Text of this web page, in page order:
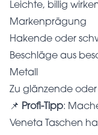
Leichte, billig
Markenprägung
Hakende oder
Beschläge aus
Metall
Zu glänzende
📌 Profi-Tipp:
Veneta Taschen